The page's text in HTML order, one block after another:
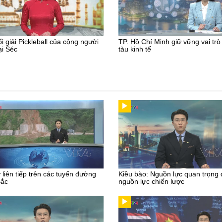
giải Pickleball của cộng người
Séc
TP. Hồ Chí Minh giữ vững vai
tàu kinh tế
liên tiếp trên các tuyến đường
Kiều bào: Nguồn lực quan trọng
nguồn lực chiến lược